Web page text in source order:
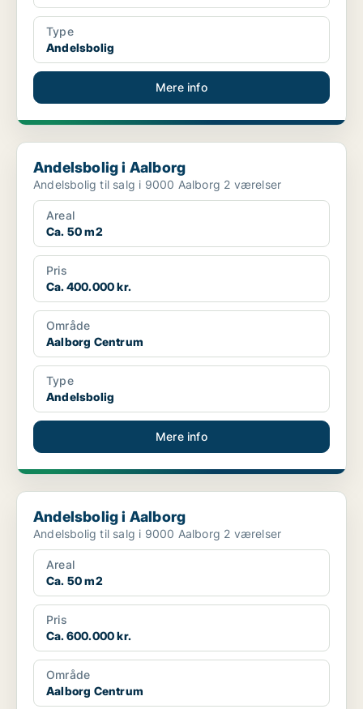
Type
Andelsbolig
Mere info
Andelsbolig i Aalborg
Andelsbolig i Aalborg
Andelsbolig til salg i 9000 Aalborg 2 værelser
Areal
Ca. 50 m2
Pris
Ca. 400.000 kr.
Område
Aalborg Centrum
Type
Andelsbolig
Mere info
Andelsbolig i Aalborg
Andelsbolig i Aalborg
Andelsbolig til salg i 9000 Aalborg 2 værelser
Areal
Ca. 50 m2
Pris
Ca. 600.000 kr.
Område
Aalborg Centrum